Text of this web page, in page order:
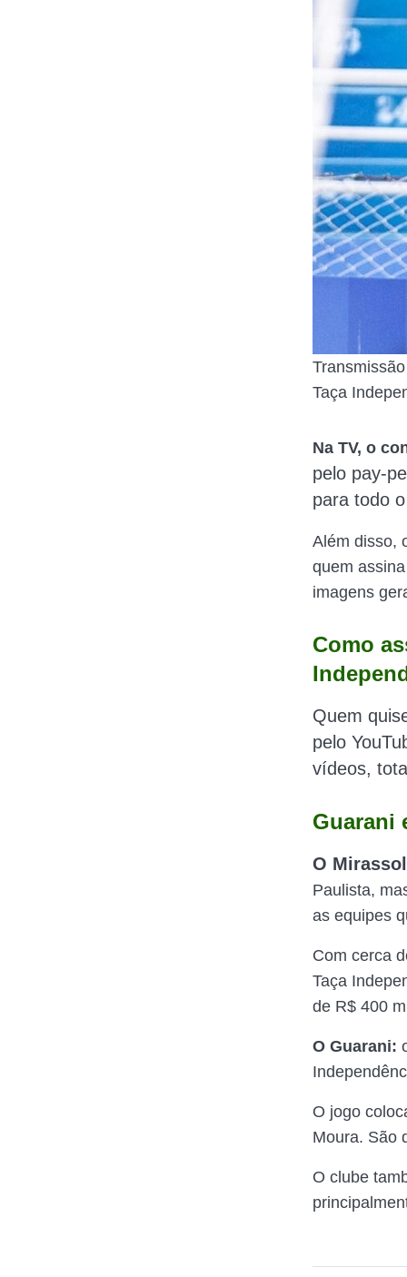
Taça
Na TV, o
pelo pay-
para todo
Além disso,
quem
imagens
Como
Quem
pelo
vídeos,
Guarani
O Mirassol
Paulista,
as equipes
Com cerca
Taça
de R$ 400
O Guarani:
O jogo
Moura. São
O clube